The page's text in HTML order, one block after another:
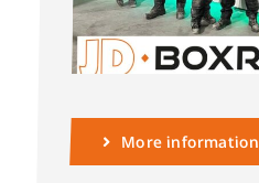
More information